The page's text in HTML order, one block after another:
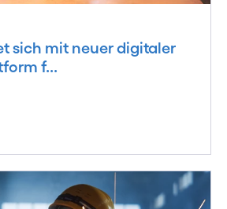
sich mit neuer digitaler
f...